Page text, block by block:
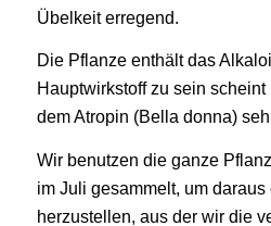
Übelkeit erregend.
Die Pflanze enthält das
Hauptwirkstoff zu sein
dem Atropin (Bella donna)
Wir benutzen die ganze
im Juli gesammelt, um daraus
herzustellen, aus der wir die